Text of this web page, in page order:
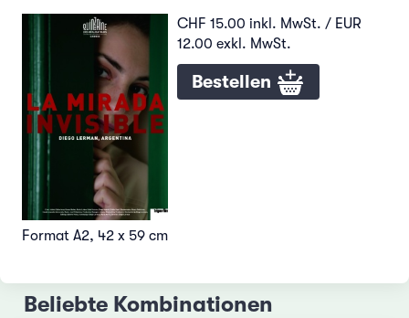
CHF 15.00 inkl. MwSt. / EUR
12.00 exkl. MwSt.
Bestellen
Format A2, 42 x 59 cm
Beliebte Kombinationen